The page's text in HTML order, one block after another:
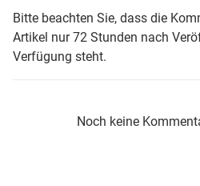
Bitte beachten Sie, dass die
Artikel nur 72 Stunden nach
Verfügung steht.
Noch keine